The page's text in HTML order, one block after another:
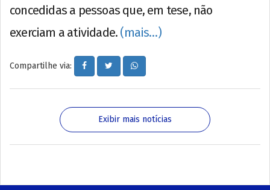
concedidas a pessoas que, em tese, não
exerciam a atividade. (mais…)
Compartilhe via:
Exibir mais notícias